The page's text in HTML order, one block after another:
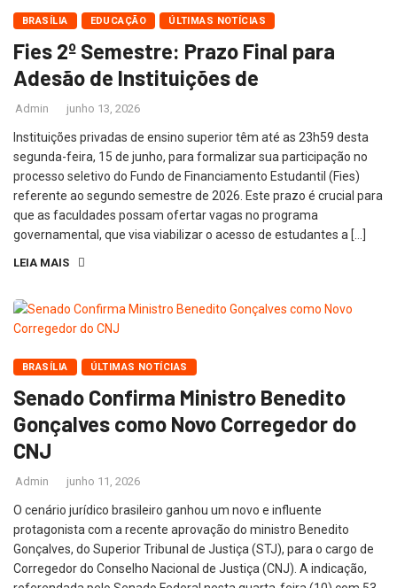
BRASÍLIA EDUCAÇÃO ÚLTIMAS NOTÍCIAS
Fies 2º Semestre: Prazo Final para
Adesão de Instituições de
Admin junho 13, 2026
Instituições privadas de ensino superior têm até as 23h59 desta
segunda-feira, 15 de junho, para formalizar sua participação no
processo seletivo do Fundo de Financiamento Estudantil (Fies)
referente ao segundo semestre de 2026. Este prazo é crucial para
que as faculdades possam ofertar vagas no programa
governamental, que visa viabilizar o acesso de estudantes a […]
LEIA MAIS
BRASÍLIA ÚLTIMAS NOTÍCIAS
Senado Confirma Ministro Benedito
Gonçalves como Novo Corregedor do
CNJ
Admin junho 11, 2026
O cenário jurídico brasileiro ganhou um novo e influente
protagonista com a recente aprovação do ministro Benedito
Gonçalves, do Superior Tribunal de Justiça (STJ), para o cargo de
Corregedor do Conselho Nacional de Justiça (CNJ). A indicação,